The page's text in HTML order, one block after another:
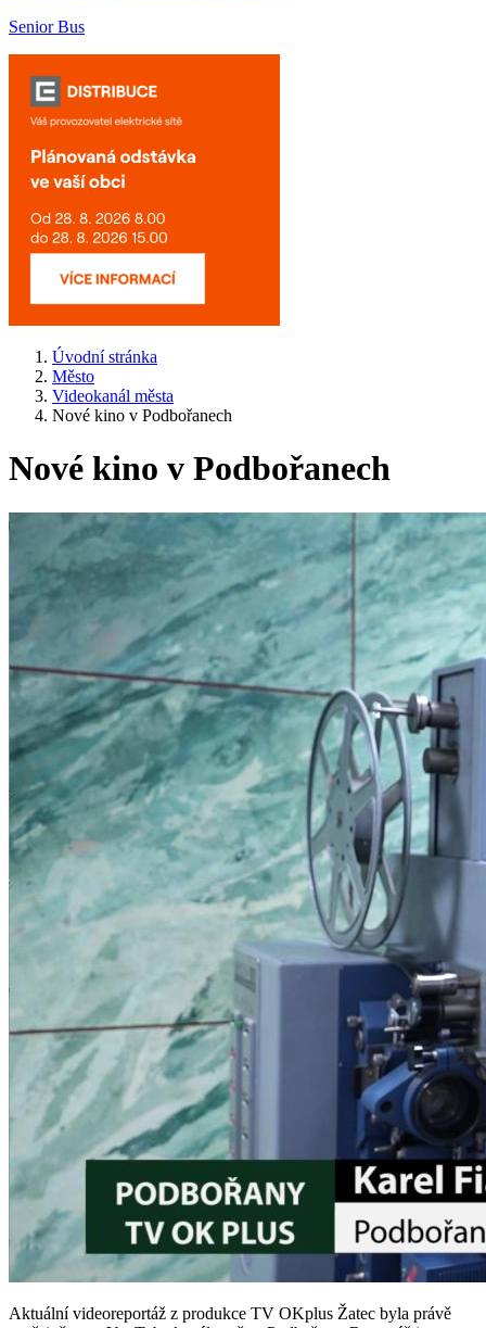
Senior Bus
Úvodní stránka
Město
Videokanál města
Nové kino v Podbořanech
Nové kino v Podbořanech
Aktuální videoreportáž z produkce TV OKplus Žatec byla právě